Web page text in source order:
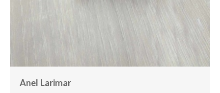
Anel Larimar